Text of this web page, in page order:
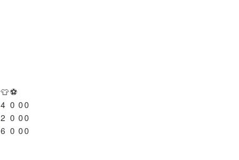
👕⚽
4 0 00
2 0 00
6 0 00